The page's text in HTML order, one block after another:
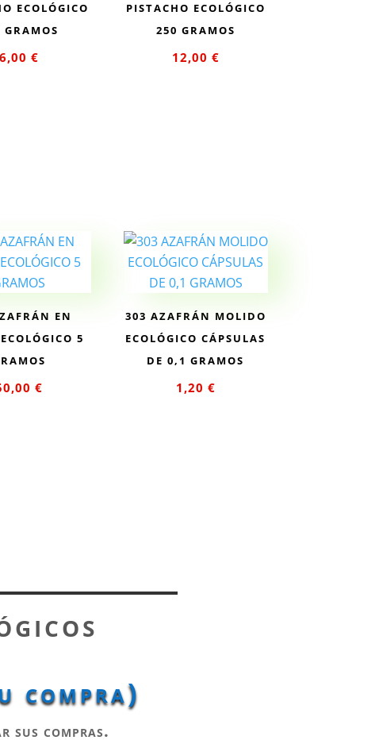
ECOLÓGICO
GRAMOS
6,00 €
PISTACHO ECOLÓGICO
250 GRAMOS
12,00 €
EN
5
€
303 AZAFRÁN MOLIDO
ECOLÓGICO CÁPSULAS
DE 0,1 GRAMOS
1,20 €
compra)
sus compras.